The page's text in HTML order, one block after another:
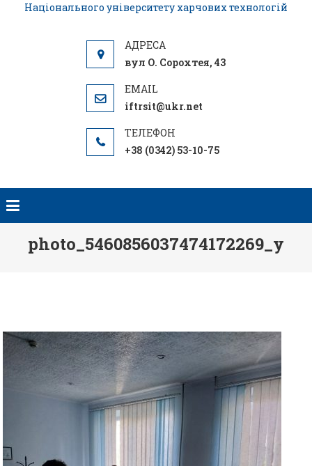
Національного університету харчових технологій
вул О. Сорохтея, 43
iftrsit@ukr.net
+38 (0342) 53-10-75
photo_5460856037474172269_y